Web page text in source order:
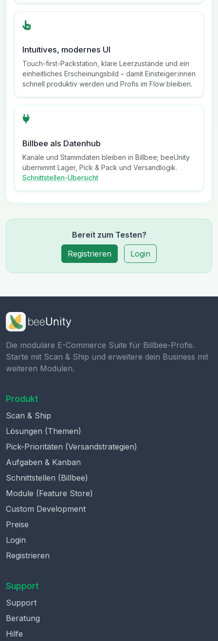
Intuitives, modernes UI
Touch-first-Packstation, klare Leerzustände und ein
einheitliches Erscheinungsbild – damit Einsteiger:innen
schnell produktiv werden und Profis im Flow bleiben.
Billbee als Datenhub
Kanäle und Stammdaten bleiben in Billbee; beeUnity
übernimmt Lager, Pick & Pack und Versandlogik.
Schnittstellen-Übersicht
Bereit zum Testen?
Registrieren
Login
Die modulare E-Commerce Suite für Billbee-Profis.
Starte mit Scan & Ship und erweitere dein Business mit
weiteren Modulen.
Produkt
Scan & Ship
Lösungen (Themen)
Pick-Prioritäten (Versandstrategien)
Aufgaben & Kanban
Schnittstellen (Billbee)
Module (Feature Store)
Custom Development
Preise
Login
Registrieren
Support
Support
Beratung
Hilfe